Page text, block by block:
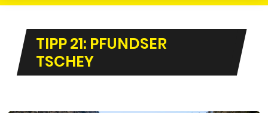
TIPP 21: PFUNDSER
TSCHEY